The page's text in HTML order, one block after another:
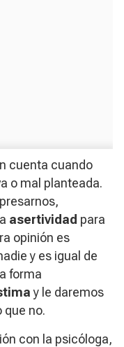
cuenta cuando
o mal planteada.
asertividad para
opinión es
y es igual de
forma
y le daremos
que no.
con la psicóloga,